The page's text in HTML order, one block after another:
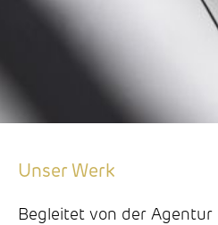
Unser Werk
Begleitet von der Agentur